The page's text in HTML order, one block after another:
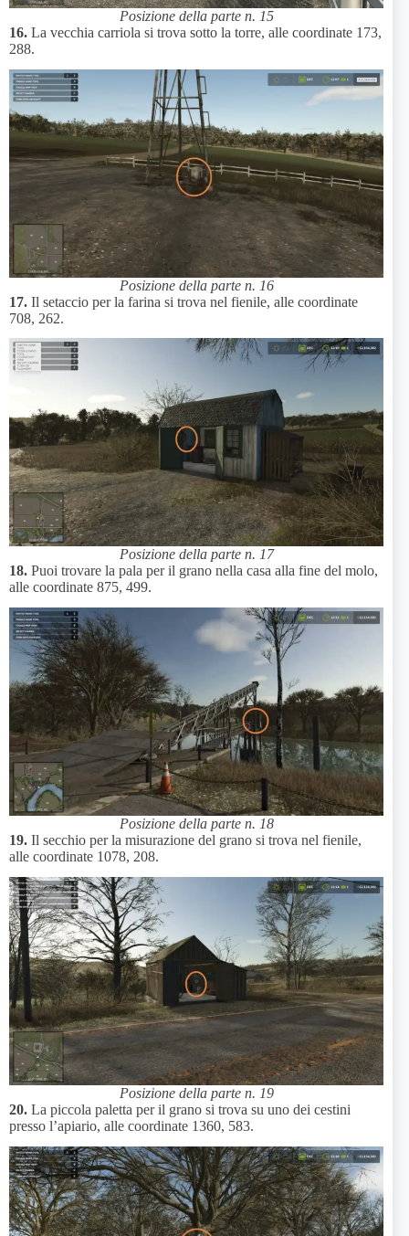
Posizione della parte n. 15
16. La vecchia carriola si trova sotto la torre, alle coordinate 173,
288.
Posizione della parte n. 16
17. Il setaccio per la farina si trova nel fienile, alle coordinate
708, 262.
Posizione della parte n. 17
18. Puoi trovare la pala per il grano nella casa alla fine del molo,
alle coordinate 875, 499.
Posizione della parte n. 18
19. Il secchio per la misurazione del grano si trova nel fienile,
alle coordinate 1078, 208.
Posizione della parte n. 19
20. La piccola paletta per il grano si trova su uno dei cestini
presso l’apiario, alle coordinate 1360, 583.